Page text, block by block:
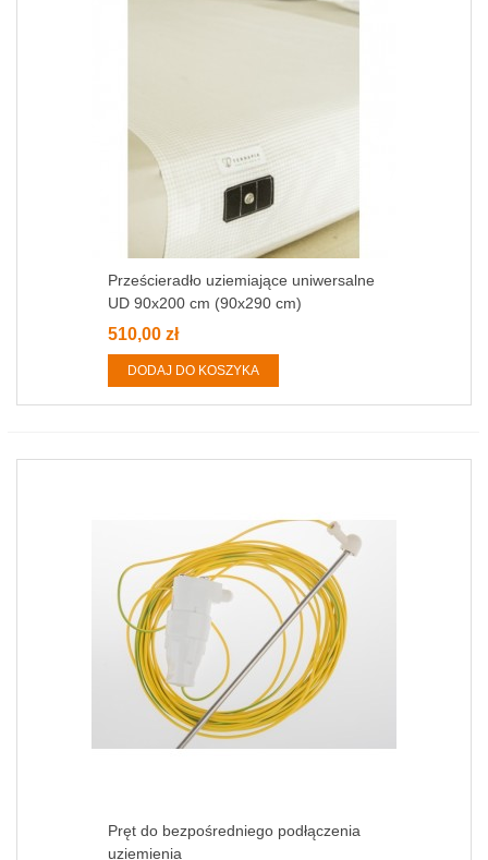
Prześcieradło uziemiające uniwersalne
UD 90x200 cm (90x290 cm)
510,00 zł
DODAJ DO KOSZYKA
Pręt do bezpośredniego podłączenia
uziemienia